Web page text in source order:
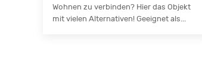
Wohnen zu verbinden? Hier das Objekt
mit vielen Alternativen! Geeignet als...